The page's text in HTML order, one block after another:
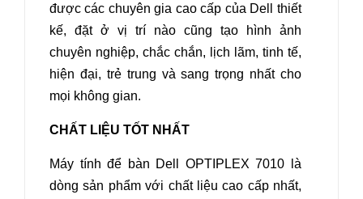
được các chuyên gia cao cấp của Dell thiết
kế, đặt ở vị trí nào cũng tạo hình ảnh
chuyên nghiệp, chắc chắn, lịch lãm, tinh tế,
hiện đại, trẻ trung và sang trọng nhất cho
mọi không gian.
CHẤT LIỆU TỐT NHẤT
Máy tính để bàn Dell OPTIPLEX 7010 là
dòng sản phẩm với chất liệu cao cấp nhất,